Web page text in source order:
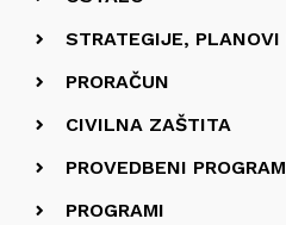
STRATEGIJE,
PRORAČUN
CIVILNA ZAŠTITA
PROVEDBENI PROGRAM
PROGRAMI